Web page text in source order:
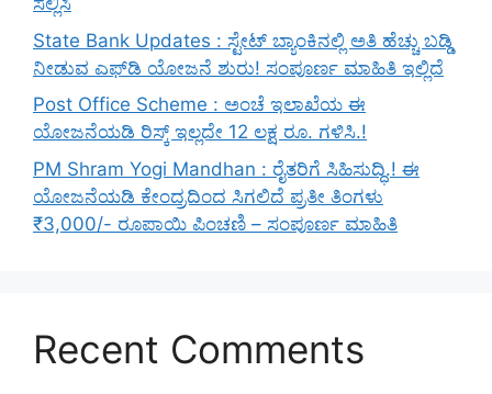
State Bank Updates : ಸ್ಟೇಟ್ ಬ್ಯಾಂಕಿನಲ್ಲಿ ಅತಿ ಹೆಚ್ಚು ಬಡ್ಡಿ
ನೀಡುವ ಎಫ್‌ಡಿ ಯೋಜನೆ ಶುರು! ಸಂಪೂರ್ಣ ಮಾಹಿತಿ ಇಲ್ಲಿದೆ
Post Office Scheme : ಅಂಚೆ ಇಲಾಖೆಯ ಈ
ಯೋಜನೆಯಡಿ ರಿಸ್ಕ್‌ ಇಲ್ಲದೇ 12 ಲಕ್ಷ ರೂ. ಗಳಿಸಿ.!
PM Shram Yogi Mandhan : ರೈತರಿಗೆ ಸಿಹಿಸುದ್ಧಿ.! ಈ
ಯೋಜನೆಯಡಿ ಕೇಂದ್ರದಿಂದ ಸಿಗಲಿದೆ ಪ್ರತೀ ತಿಂಗಳು
₹3,000/- ರೂಪಾಯಿ ಪಿಂಚಣಿ – ಸಂಪೂರ್ಣ ಮಾಹಿತಿ
Recent Comments